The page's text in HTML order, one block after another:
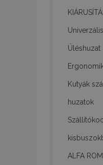
Üléshuzat
Kutyák
huzatok
ALFA